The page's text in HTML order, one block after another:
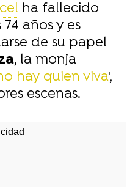
ha fallecido
años y es
de su papel
, la monja
hay quien viva',
escenas.